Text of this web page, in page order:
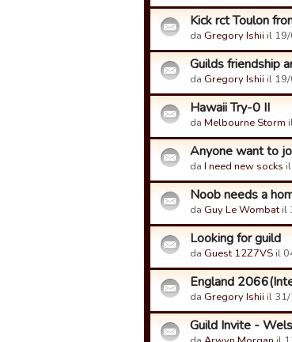
Kick rct Toulon
da Gregory Ishii il
Guilds friendship
da Gregory Ishii il
Hawaii Try-0 II
da Melbourne Storm
Anyone want to
da I need new socks
Noob needs a
da Guy Le Wombatil
Looking for guild
da Guest 12Z7VS il
England
da Gregory Ishii il
Guild Invite -